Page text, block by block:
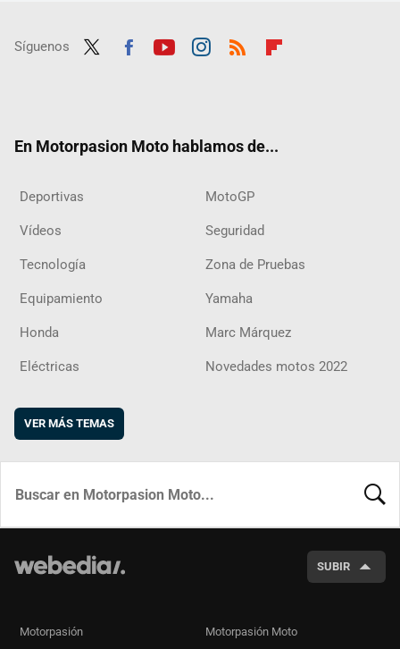
Síguenos
En Motorpasion Moto hablamos de...
Deportivas MotoGP
Vídeos Seguridad
Tecnología Zona de Pruebas
Equipamiento Yamaha
Honda Marc Márquez
Eléctricas Novedades motos 2022
VER MÁS TEMAS
SUBIR
Motorpasión Motorpasión Moto